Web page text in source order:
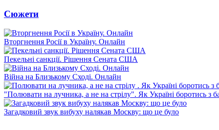
Сюжети
Вторгнення Росії в Україну. Онлайн
Пекельні санкції. Рішення Сената США
Війна на Близькому Сході. Онлайн
"Полювати на лучника, а не на стрілу". Як Україні боротись з
Загадковий звук вибуху налякав Москву: що це було